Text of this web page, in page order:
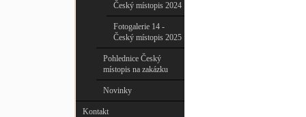
Český místopis 2024
Fotogalerie 14 -
Český místopis 2025
Pohlednice Český
místopis na zakázku
Novinky
Kontakt